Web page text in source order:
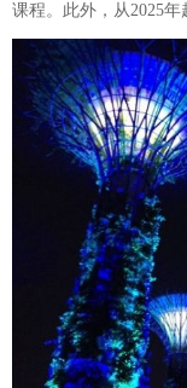
课程。此外，从2025